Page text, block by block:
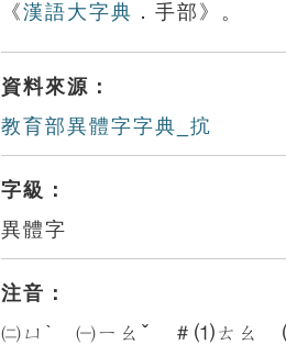
《漢語大字典 ．手部》。
資料來源：
教育部異體字字典_抭
字級：
異體字
注音：
㈡ㄩˋ ㈠ㄧㄠˇ ＃⑴ㄊㄠ